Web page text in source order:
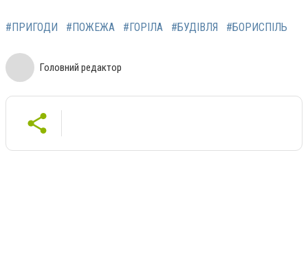
#ПРИГОДИ #ПОЖЕЖА #ГОРІЛА #БУДІВЛЯ #БОРИСПІЛЬ
Головний редактор